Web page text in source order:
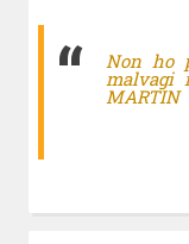
Non ho
malvagi
MARTIN